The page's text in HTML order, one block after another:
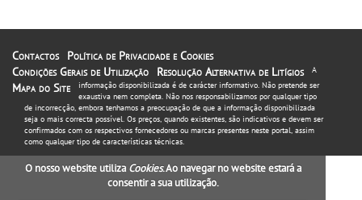
Contactos
Política de Privacidade e Cookies
Condições Gerais de Utilização
Resolução Alternativa de Litígios
Mapa do Site
A
informação disponibilizada é de carácter informativo. Não pretende ser
exaustiva nem completa. Não nos responsabilizamos por qualquer tipo
de incorrecção, embora tenhamos a preocupação de que a informação disponibilizada
seja o mais correcta possível. Os preços, quando existentes, são indicativos e devem ser
confirmados com os respectivos fornecedores ou marcas presentes neste portal, assim
como qualquer tipo de características técnicas.
O nosso website utiliza Cookies. Ao navegar no website estará a
consentir a sua utilização.